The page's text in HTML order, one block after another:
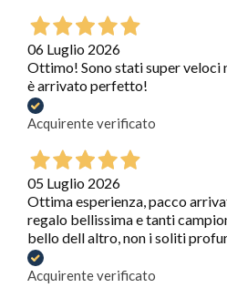
06 Luglio 2026
Ottimo! Sono stati super veloci
è arrivato perfetto!
Acquirente verificato
05 Luglio 2026
Ottima esperienza, pacco
regalo bellissima e tanti
bello dell altro, non i soliti
Acquirente verificato